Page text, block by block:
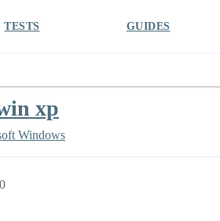
TESTS GUIDES
xp
Windows